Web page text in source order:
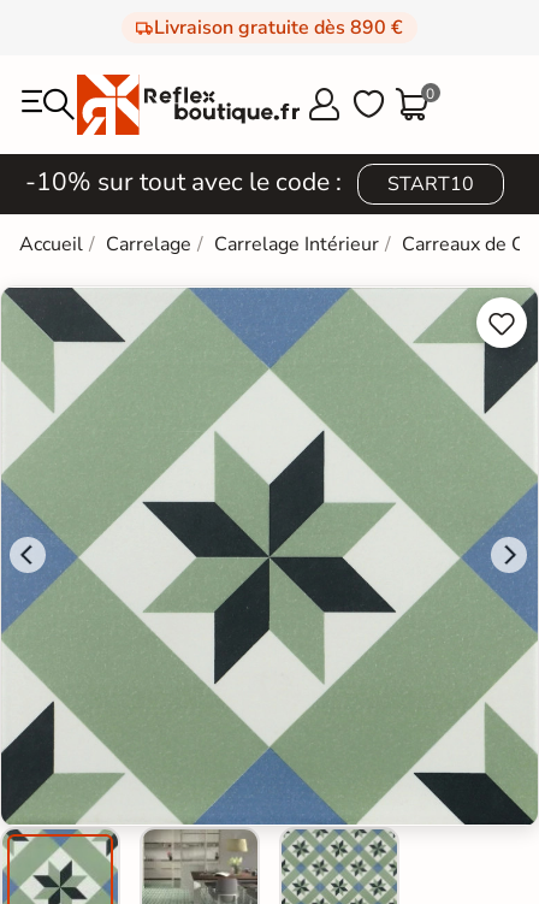
Livraison gratuite dès 890 €
  0
-10% sur tout avec le code : START10
Accueil Carrelage Carrelage Intérieur Carreaux de

